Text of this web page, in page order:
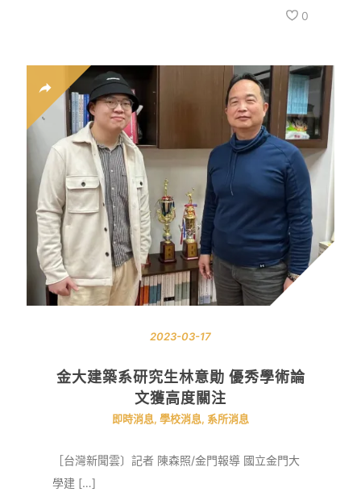
0
2023-03-17
金大建築系研究生林意勛 優秀學術論
文獲高度關注
即時消息, 學校消息, 系所消息
［台灣新聞雲〕記者 陳森照/金門報導 國立金門大
學建 […]